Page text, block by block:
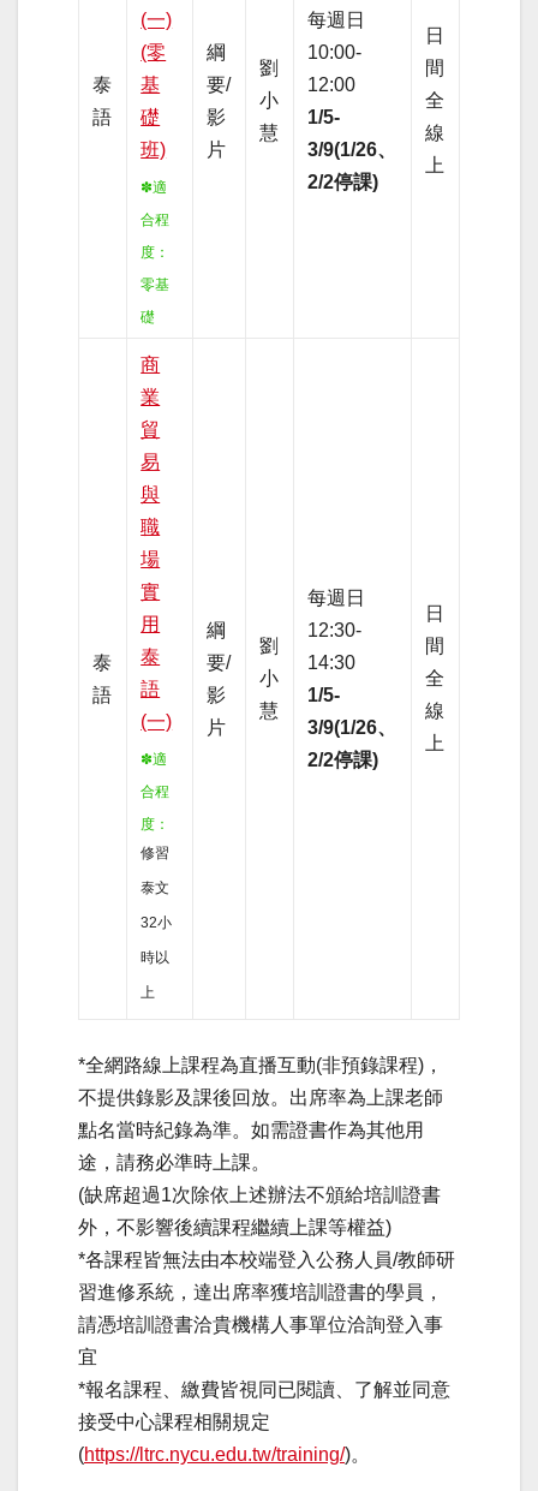
泰
語
(一)
(零
基
礎
班)
✽適
合程
度：
零基
礎
綱
要/
影
片
劉
小
慧
每週日
10:00-
12:00
1/5-
3/9(1/26、
2/2停課)
日
間
全
線
上
泰
語
商
業
貿
易
與
職
場
實
用
泰
語
(一)
✽適
合程
度 ：
修習
泰文
32小
時以
上
綱
要/
影
片
劉
小
慧
每週日
12:30-
14:30
1/5-
3/9(1/26、
2/2停課)
日
間
全
線
上
*全網路線上課程為直播互動(非預錄課程)，
不提供錄影及課後回放。出席率為上課老師
點名當時紀錄為準。如需證書作為其他用
途，請務必準時上課。
(缺席超過1次除依上述辦法不頒給培訓證書
外，不影響後續課程繼續上課等權益)
*各課程皆無法由本校端登入公務人員/教師研
習進修系統，達出席率獲培訓證書的學員，
請憑培訓證書洽貴機構人事單位洽詢登入事
宜
*報名課程、繳費皆視同已閱讀、了解並同意
接受中心課程相關規定
(https://ltrc.nycu.edu.tw/training/)。